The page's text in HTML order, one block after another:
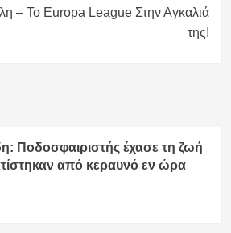
– Το Europa League Στην Αγκαλιά
της!
Ποδοσφαιριστής έχασε τη ζωή
από κεραυνό εν ώρα